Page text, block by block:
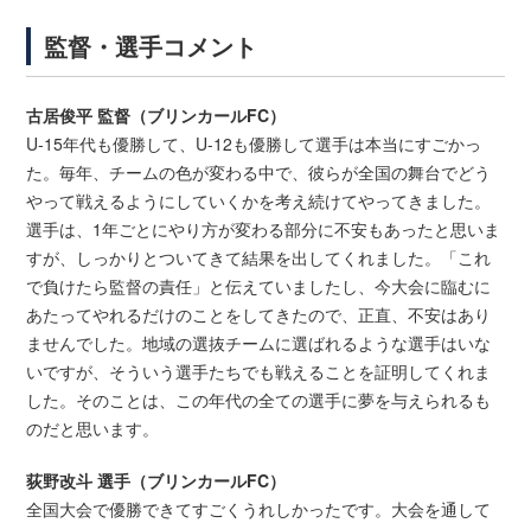
監督・選手コメント
古居俊平 監督（ブリンカールFC）
U-15年代も優勝して、U-12も優勝して選手は本当にすごかっ
た。毎年、チームの色が変わる中で、彼らが全国の舞台でどう
やって戦えるようにしていくかを考え続けてやってきました。
選手は、1年ごとにやり方が変わる部分に不安もあったと思いま
すが、しっかりとついてきて結果を出してくれました。「これ
で負けたら監督の責任」と伝えていましたし、今大会に臨むに
あたってやれるだけのことをしてきたので、正直、不安はあり
ませんでした。地域の選抜チームに選ばれるような選手はいな
いですが、そういう選手たちでも戦えることを証明してくれま
した。そのことは、この年代の全ての選手に夢を与えられるも
のだと思います。
荻野改斗 選手（ブリンカールFC）
全国大会で優勝できてすごくうれしかったです。大会を通して